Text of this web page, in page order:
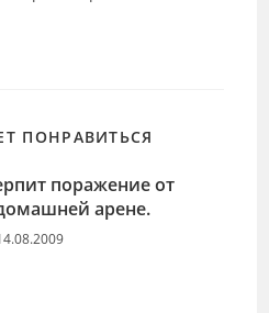
ПОНРАВИТЬСЯ
поражение от
арене.